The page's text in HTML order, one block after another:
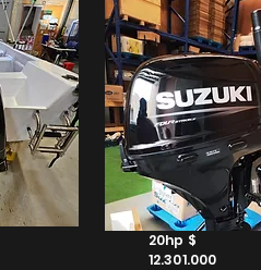
20hp $
12.301.000